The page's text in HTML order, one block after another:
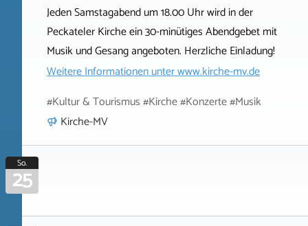
Jeden Samstagabend um 18.00 Uhr wird in der
Peckateler Kirche ein 30-minütiges Abendgebet mit
Musik und Gesang angeboten. Herzliche Einladung!
Weitere Informationen unterwww.kirche-mv.de
#Kultur & Tourismus #Kirche #Konzerte #Musik
Kirche-MV
So.
25